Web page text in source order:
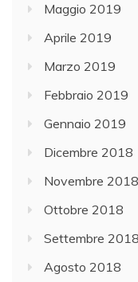
Maggio 2019
Aprile 2019
Marzo 2019
Febbraio 2019
Gennaio 2019
Dicembre 2018
Novembre 2018
Ottobre 2018
Settembre 2018
Agosto 2018